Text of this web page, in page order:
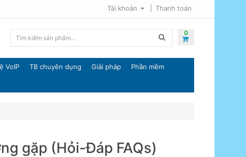
Tài khoản Thanh toán
0
VoIP TB chuyên dụng Giải pháp Phần mềm
gặp (Hỏi-Đáp FAQs)